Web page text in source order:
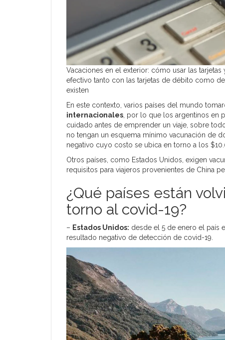
Vacaciones en el exterior: cómo usar las
efectivo tanto con las tarjetas de débito como
existen
En este contexto, varios países del mundo
internacionales , por lo que los argentinos en
cuidado antes de emprender un viaje, sobre
no tengan un esquema mínimo vacunación de
negativo cuyo costo se ubica en torno a los
Otros países, como Estados Unidos, exigen
requisitos para viajeros provenientes de China
¿Qué países están
torno al covid-19?
– Estados Unidos: desde el 5 de enero el país
resultado negativo de detección de covid-19.